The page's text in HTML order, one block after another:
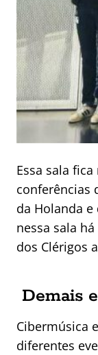
Essa sala
conferências
da Holanda
nessa sala
dos Clérigos
Demais
Cibermúsica
diferentes